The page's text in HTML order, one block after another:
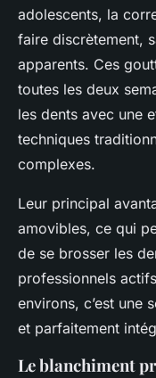
adolescents, la
faire discrètement,
apparents. Ces
toutes les deux
les dents avec une
techniques
complexes.
Leur principal
amovibles, ce qui
de se brosser les
professionnels
environs, c’est une
et parfaitement
Le blanchiment